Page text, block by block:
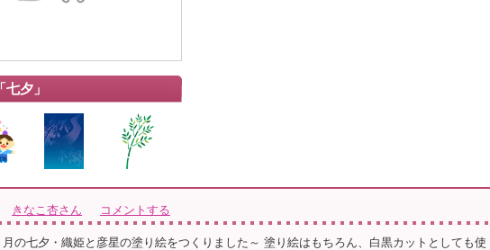
夕」
きなこ杏さん コメントする
月の七夕・織姫と彦星の塗り絵をつくりました～ 塗り絵はもちろん、白黒カットとしても使